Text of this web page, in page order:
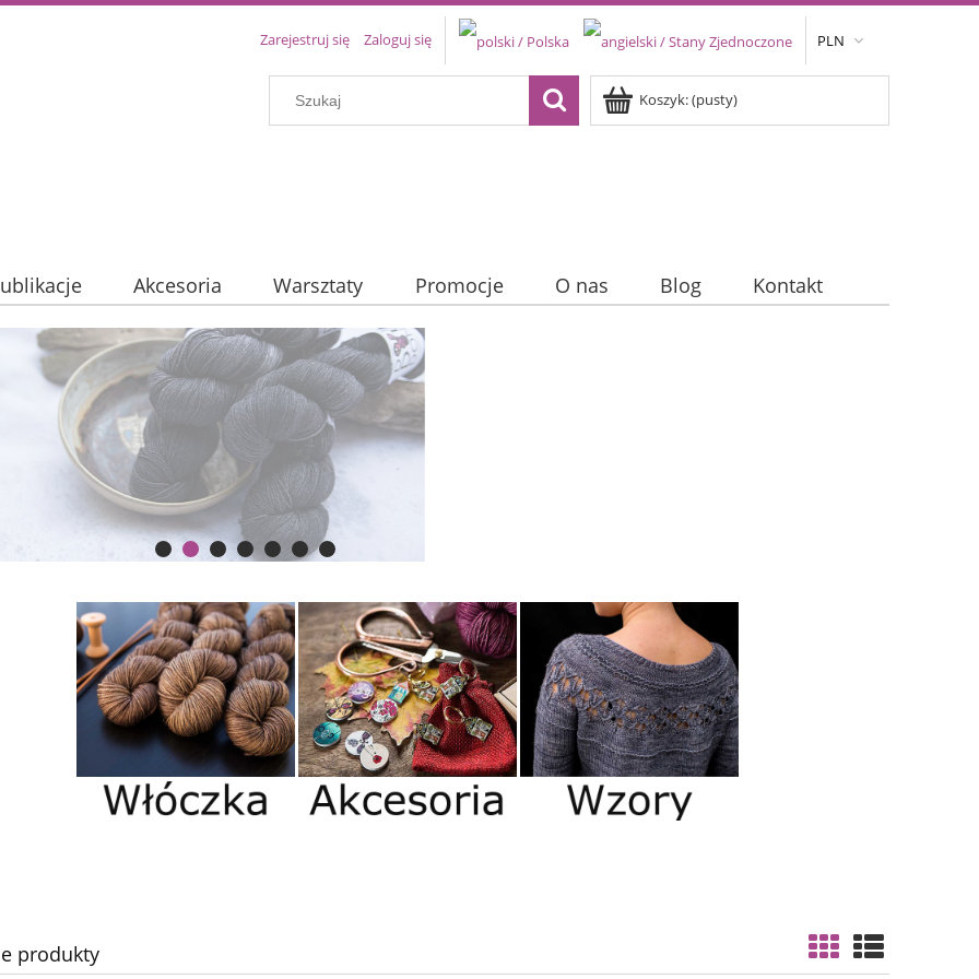
PLN
Zarejestruj się Zaloguj się
Koszyk:(pusty)
Akcesoria Warsztaty Promocje O nas Blog Kontakt
produkty